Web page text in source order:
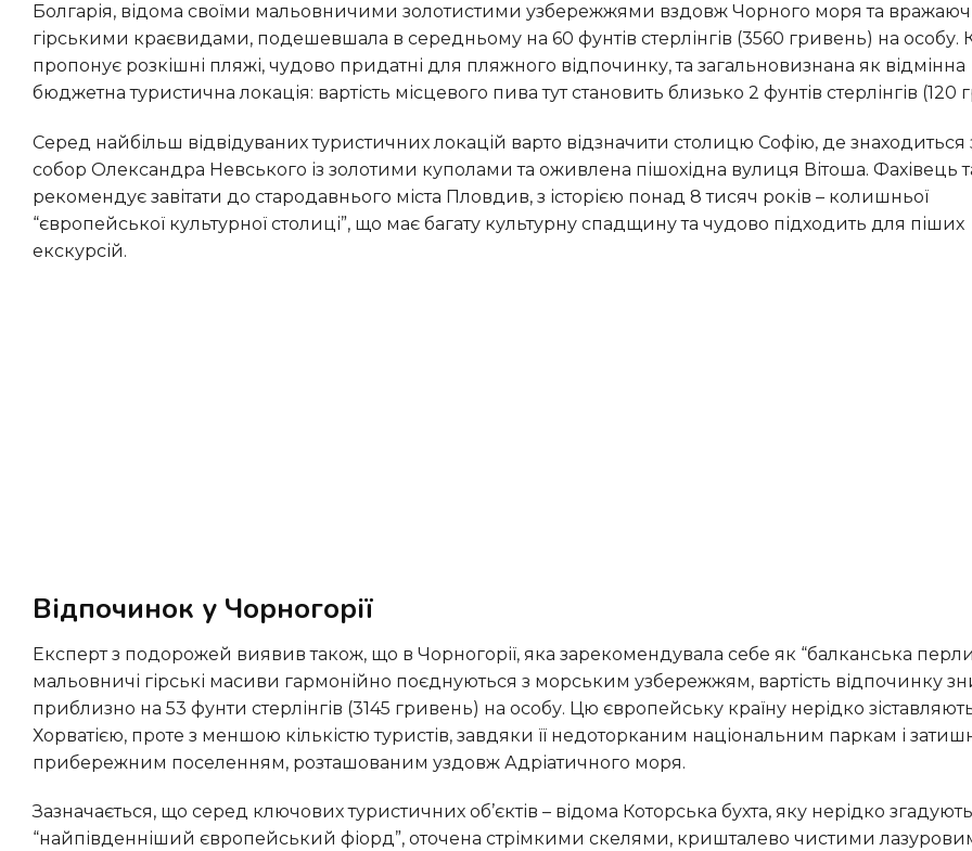
Болгарія, відома своїми мальовничими золотистими узбережжями вздовж Чорного моря та вражаючими
гірськими краєвидами, подешевшала в середньому на 60 фунтів стерлінгів (3560 гривень) на особу.
пропонує розкішні пляжі, чудово придатні для пляжного відпочинку, та загальновизнана як відмінна
бюджетна туристична локація: вартість місцевого пива тут становить близько 2 фунтів стерлінгів (120
Серед найбільш відвідуваних туристичних локацій варто відзначити столицю Софію, де знаходиться знаковий
собор Олександра Невського із золотими куполами та оживлена пішохідна вулиця Вітоша. Фахівець
рекомендує завітати до стародавнього міста Пловдив, з історією понад 8 тисяч років – колишньої
“європейської культурної столиці”, що має багату культурну спадщину та чудово підходить для піших
екскурсій.
Відпочинок у Чорногорії
Експерт з подорожей виявив також, що в Чорногорії, яка зарекомендувала себе як “балканська перлина”, де
мальовничі гірські масиви гармонійно поєднуються з морським узбережжям, вартість відпочинку
приблизно на 53 фунти стерлінгів (3145 гривень) на особу. Цю європейську країну нерідко зіставляють
Хорватією, проте з меншою кількістю туристів, завдяки її недоторканим національним паркам і
прибережним поселенням, розташованим уздовж Адріатичного моря.
Зазначається, що серед ключових туристичних об’єктів – відома Которська бухта, яку нерідко згадують як
“найпівденніший європейський фіорд”, оточена стрімкими скелями, кришталево чистими